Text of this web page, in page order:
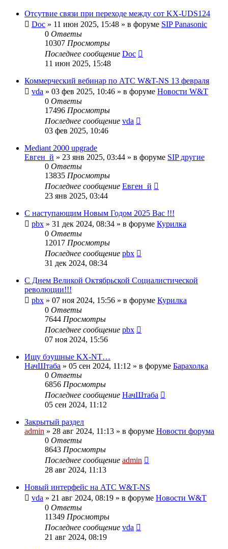
Отсутвие связи при переходе между сот KX-UDS124
Doc » 11 июн 2025, 15:48 » в форуме SIP Panasonic
0 Ответы
10307 Просмотры
Последнее сообщение Doc
11 июн 2025, 15:48
Коммерческий вебинар по АТС W&T-NS 13 февраля
vda » 03 фев 2025, 10:46 » в форуме Новости W&T
0 Ответы
17496 Просмотры
Последнее сообщение vda
03 фев 2025, 10:46
Mediant 2000 upgrade
Евген_й » 23 янв 2025, 03:44 » в форуме SIP другие
0 Ответы
13835 Просмотры
Последнее сообщение Евген_й
23 янв 2025, 03:44
С наступающим Новым Годом 2025 Вас !!!
pbx » 31 дек 2024, 08:34 » в форуме Курилка
0 Ответы
12017 Просмотры
Последнее сообщение pbx
31 дек 2024, 08:34
С Днем Великой Октябрьской Социалистической
революции!!!
pbx » 07 ноя 2024, 15:56 » в форуме Курилка
0 Ответы
7644 Просмотры
Последнее сообщение pbx
07 ноя 2024, 15:56
Ищу бэушные KX-NT…
НачШтаба » 05 сен 2024, 11:12 » в форуме Барахолка
0 Ответы
6856 Просмотры
Последнее сообщение НачШтаба
05 сен 2024, 11:12
Закрытый раздел
admin » 28 авг 2024, 11:13 » в форуме Новости форума
0 Ответы
8643 Просмотры
Последнее сообщение admin
28 авг 2024, 11:13
Новый интерфейс на АТС W&T-NS
vda » 21 авг 2024, 08:19 » в форуме Новости W&T
0 Ответы
11349 Просмотры
Последнее сообщение vda
21 авг 2024, 08:19